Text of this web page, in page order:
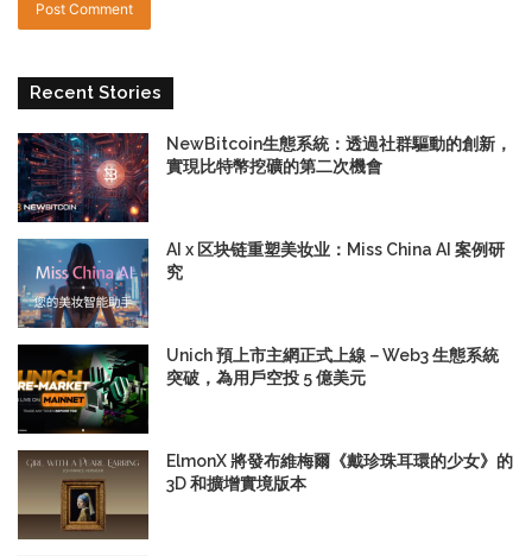
Recent Stories
NewBitcoin生態系統：透過社群驅動的創新，
實現比特幣挖礦的第二次機會
AI x 区块链重塑美妆业：Miss China AI 案例研
究
Unich 預上市主網正式上線－Web3 生態系統
突破，為用戶空投 5 億美元
ElmonX 將發布維梅爾《戴珍珠耳環的少女》的
3D 和擴增實境版本